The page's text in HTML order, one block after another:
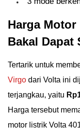
Harga
Bakal Dapat
Tertarik untuk
Virgo dari Volta ini
terjangkau, yaitu
Harga tersebut
motor listrik Volta